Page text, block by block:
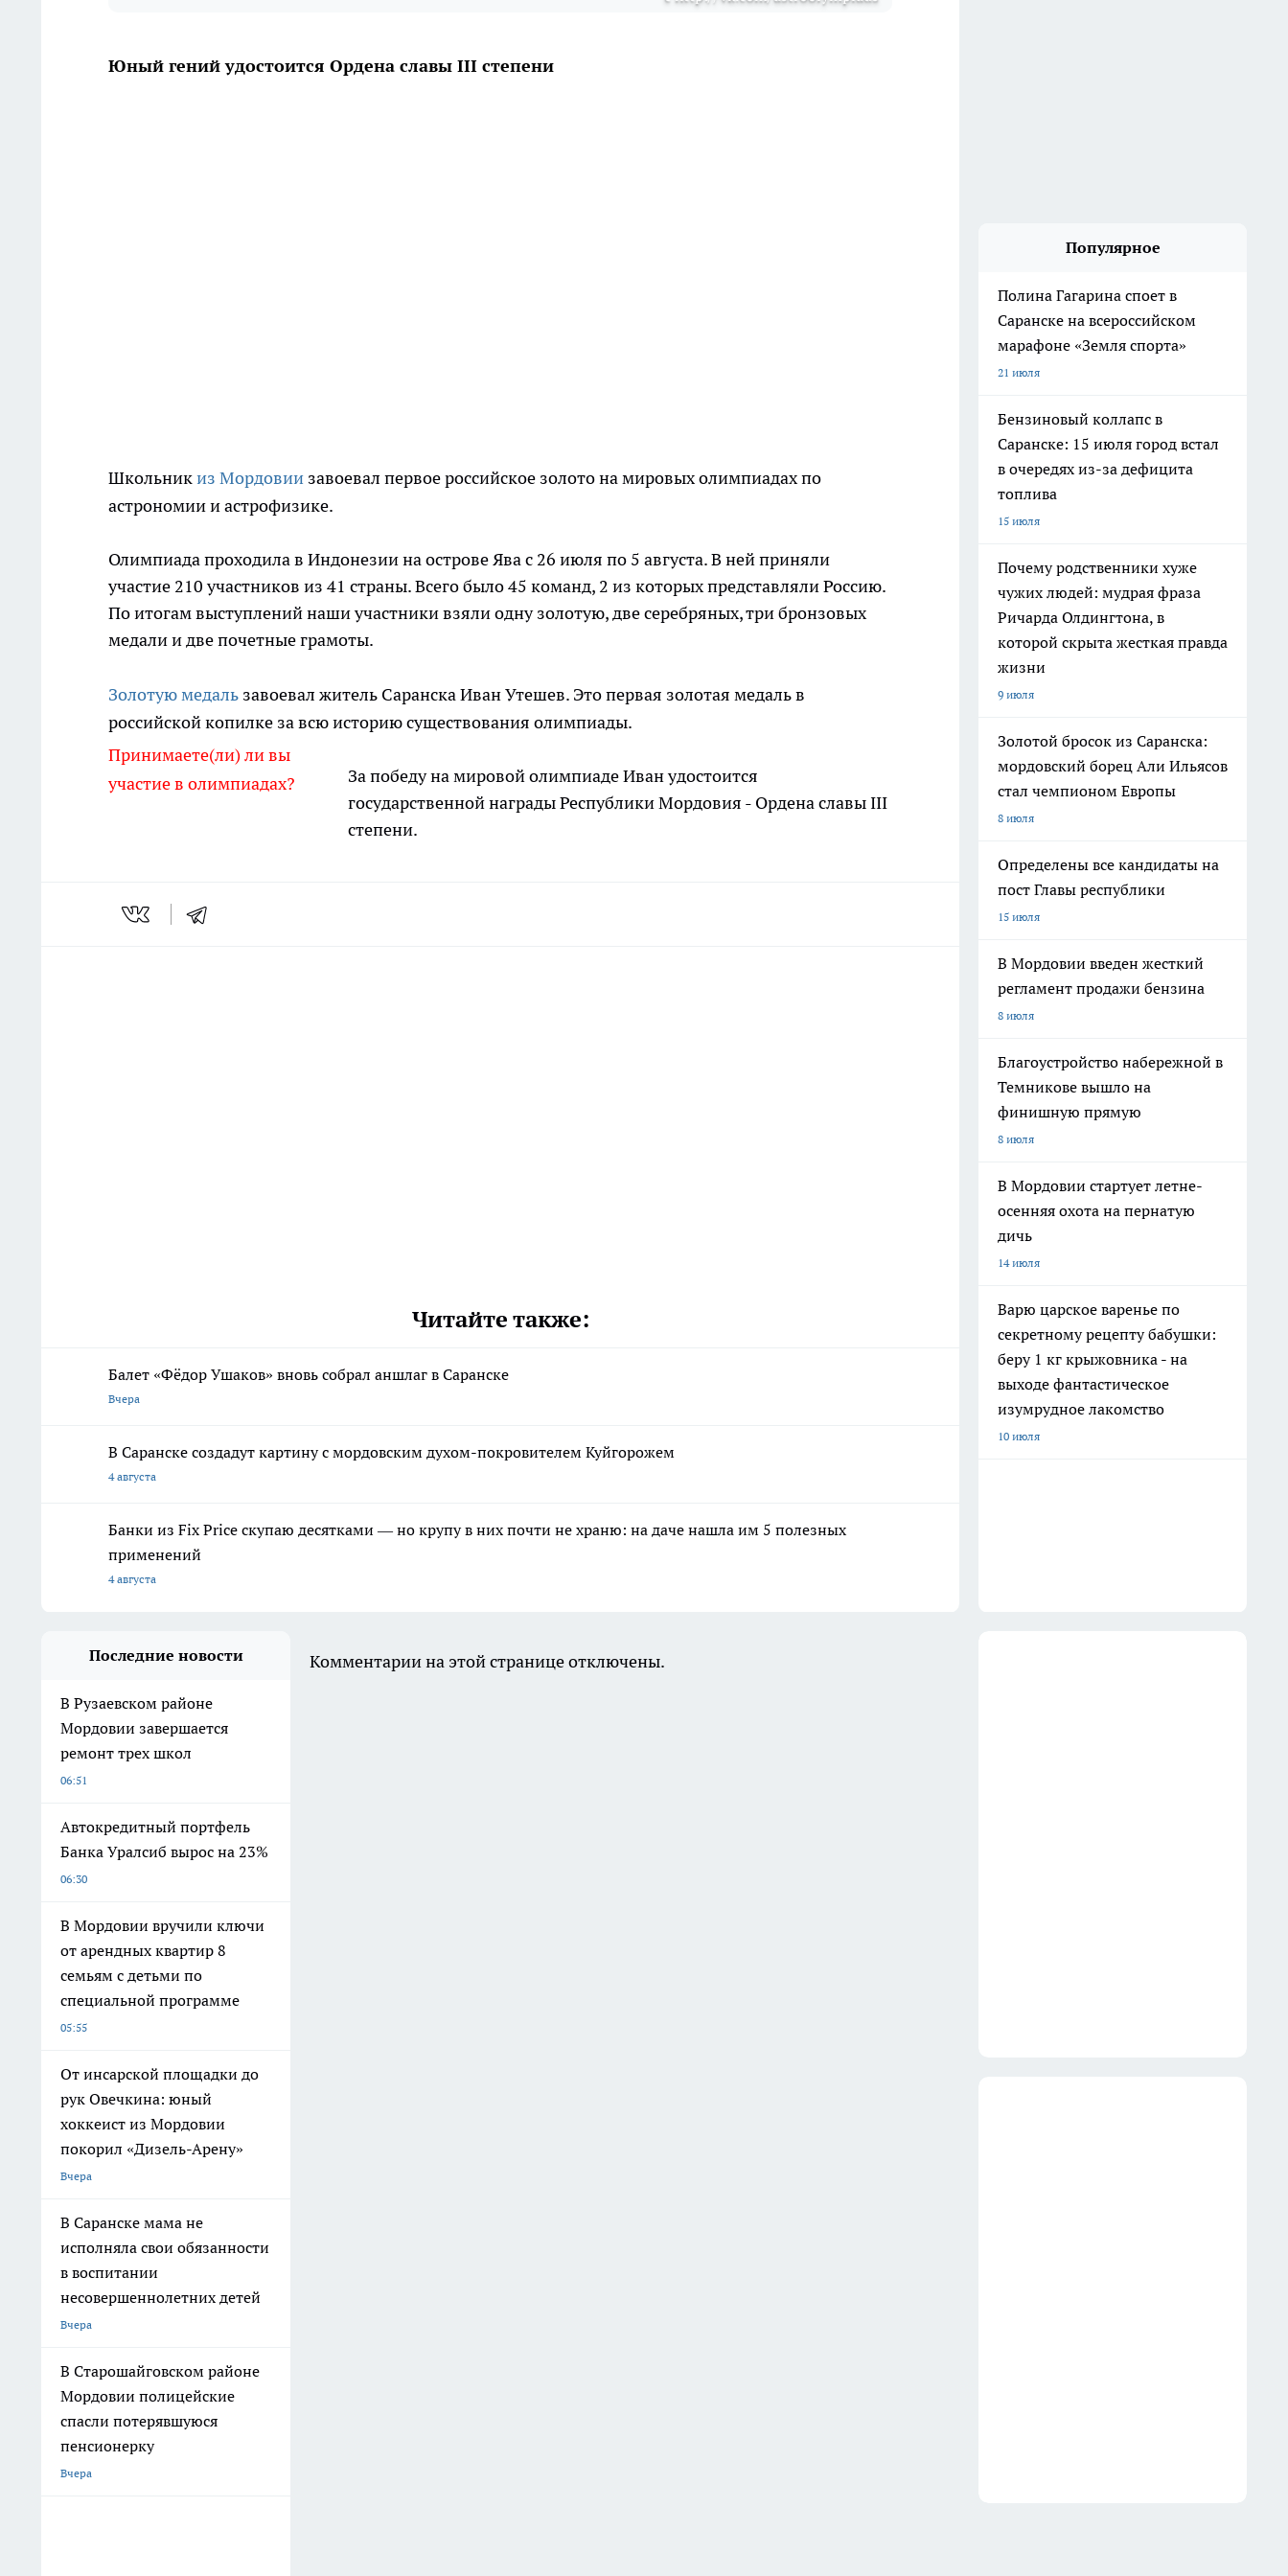
Юный гений удостоится Ордена славы III степени
Школьникиз Мордовии завоевал первое российское золото на мировых олимпиадах по
астрономии и астрофизике.
Олимпиада проходила в Индонезии на острове Ява с 26 июля по 5 августа. В ней приняли
участие 210 участников из 41 страны. Всего было 45 команд, 2 из которых представляли Россию.
По итогам выступлений наши участники взяли одну золотую, две серебряных, три бронзовых
медали и две почетные грамоты.
Золотую медаль завоевал житель Саранска Иван Утешев. Это первая золотая медаль в
российской копилке за всю историю существования олимпиады.
Принимаете(ли) ли вы
участие в олимпиадах?
За победу на мировой олимпиаде Иван удостоится
государственной награды Республики Мордовия - Ордена славы III
степени.
Читайте также:
Балет «Фёдор Ушаков» вновь собрал аншлаг в Саранске
Вчера
В Саранске создадут картину с мордовским духом-покровителем Куйгорожем
4 августа
Банки из Fix Price скупаю десятками — но крупу в них почти не храню: на даче нашла им 5 полезных
применений
4 августа
Популярное
Полина Гагарина споет в
Саранске на всероссийском
марафоне «Земля спорта»
21 июля
Бензиновый коллапс в
Саранске: 15 июля город встал
в очередях из-за дефицита
топлива
15 июля
Почему родственники хуже
чужих людей: мудрая фраза
Ричарда Олдингтона, в
которой скрыта жесткая правда
жизни
9 июля
Золотой бросок из Саранска:
мордовский борец Али Ильясов
стал чемпионом Европы
8 июля
Определены все кандидаты на
пост Главы республики
15 июля
В Мордовии введен жесткий
регламент продажи бензина
8 июля
Благоустройство набережной в
Темникове вышло на
финишную прямую
8 июля
В Мордовии стартует летне-
осенняя охота на пернатую
дичь
14 июля
Варю царское варенье по
секретному рецепту бабушки:
беру 1 кг крыжовника - на
выходе фантастическое
изумрудное лакомство
10 июля
Последние новости
В Рузаевском районе
Мордовии завершается
ремонт трех школ
06:51
Автокредитный портфель
Банка Уралсиб вырос на 23%
06:30
В Мордовии вручили ключи
от арендных квартир 8
семьям с детьми по
специальной программе
05:55
От инсарской площадки до
рук Овечкина: юный
хоккеист из Мордовии
покорил «Дизель-Арену»
Вчера
В Саранске мама не
исполняла свои обязанности
в воспитании
несовершеннолетних детей
Вчера
В Старошайговском районе
Мордовии полицейские
спасли потерявшуюся
пенсионерку
Вчера
Комментарии на этой странице отключены.